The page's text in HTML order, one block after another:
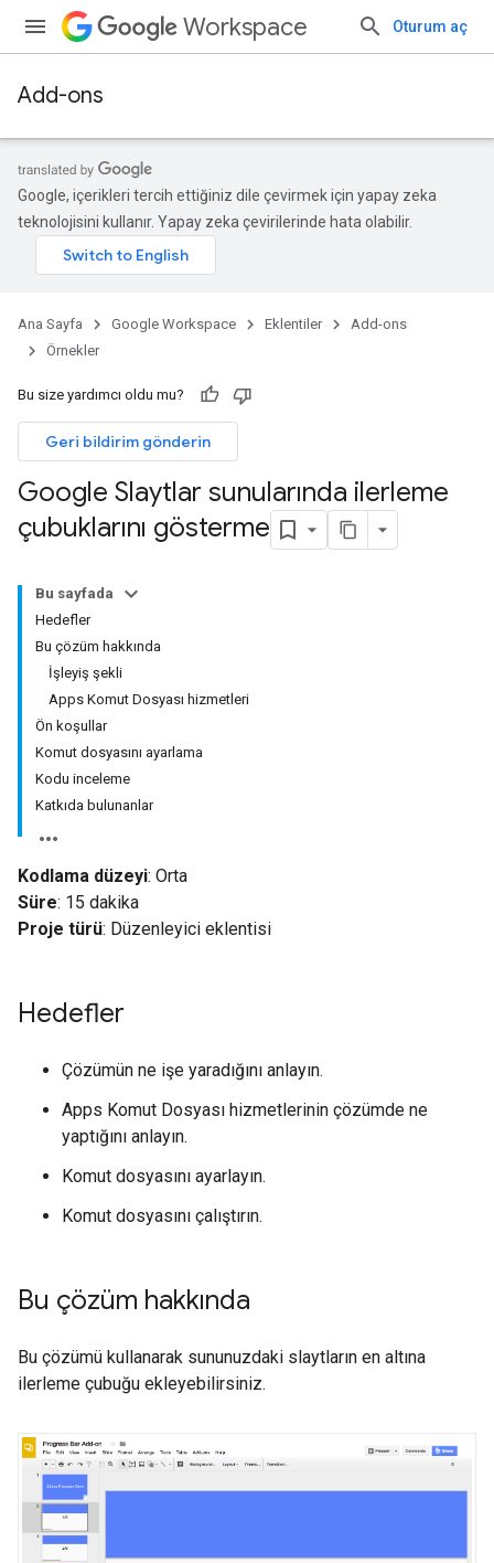
Workspace Oturum aç
Add-ons
Google, içerikleri tercih ettiğiniz dile çevirmek için yapay zeka
teknolojisini kullanır. Yapay zeka çevirilerinde hata olabilir.
Ana Sayfa Google Workspace Eklentiler
Add-ons
Örnekler
Bu size yardımcı oldu mu?
Geri bildirim gönderin
Google Slaytlar sunularında ilerleme
çubuklarını gösterme
Bu sayfada
Hedefler
Bu çözüm hakkında
İşleyiş şekli
Apps Komut Dosyası hizmetleri
Ön koşullar
Komut dosyasını ayarlama
Kodu inceleme
Katkıda bulunanlar
Kodlama düzeyi: Orta
Süre: 15 dakika
Proje türü: Düzenleyici eklentisi
Hedefler
Çözümün ne işe yaradığını anlayın.
Apps Komut Dosyası hizmetlerinin çözümde ne
yaptığını anlayın.
Komut dosyasını ayarlayın.
Komut dosyasını çalıştırın.
Bu çözüm hakkında
Bu çözümü kullanarak sununuzdaki slaytların en altına
ilerleme çubuğu ekleyebilirsiniz.